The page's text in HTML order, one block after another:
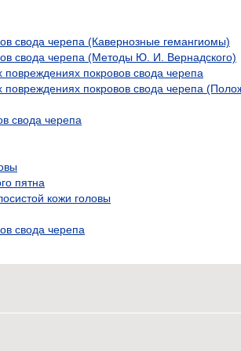
свода черепа (Кавернозные гемангиомы)
свода черепа (Методы Ю. И. Вернадского)
покровов свода черепа
покровов свода черепа
свода черепа
пятна
кожи головы
свода черепа